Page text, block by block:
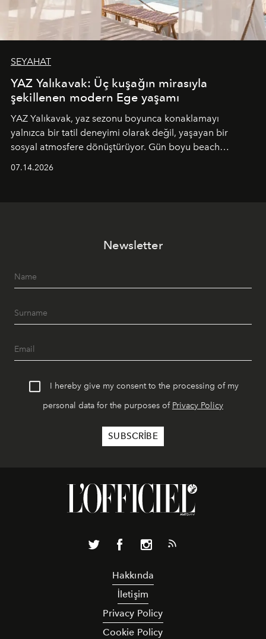
SEYAHAT
YAZ Yalıkavak: Üç kuşağın mirasıyla
şekillenen modern Ege yaşamı
YAZ Yalıkavak, yaz sezonu boyunca konaklamayı
yalnızca bir tatil deneyimi olarak değil, yaşayan bir
sosyal atmosfere dönüştürüyor. Gün boyu beach
geceye taşıyarak her hafta farklı bir deneyim sunuyor.
07.14.2026
Newsletter
I hereby give my consent to the processing of my
personal data for the purposes of Privacy Policy
Hakkında
İletişim
Privacy Policy
Cookie Policy